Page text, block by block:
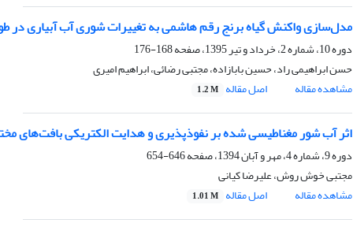
مدل‌سازی واکنش گیاه برنج رقم هاشمی به تغییرات شوری آب آبیاری در
دوره 10، شماره 2، خرداد و تیر 1395، صفحه
168-176
حسن ابراهیمی راد، حسین بابازاده، مجتبی رضائی، ابراهیم امیری
مشاهده مقاله
اصل مقاله 1.2 M
اثر آب شور مغناطیسی شده بر نفوذپذیری و هدایت الکتریکی بافت‌های
دوره 9، شماره 4، مهر و آبان 1394، صفحه
646-654
مجتبی خوش روش، علیرضا کیانی
مشاهده مقاله
اصل مقاله 1.01 M